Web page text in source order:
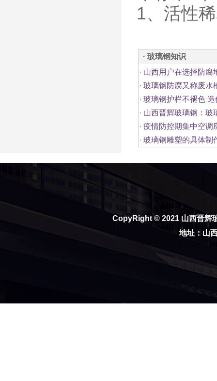
1、活性
· 玻璃钢知识
· 山西用户在选择防腐
· 玻璃钢防腐又称废水
· 玻璃钢护栏不褪色
· 山西晋辉玻璃钢：玻
· 疫情防控期集中空调
· 玻璃钢雕塑的具体制
CopyRight © 2021 山西晋辉
地址：山